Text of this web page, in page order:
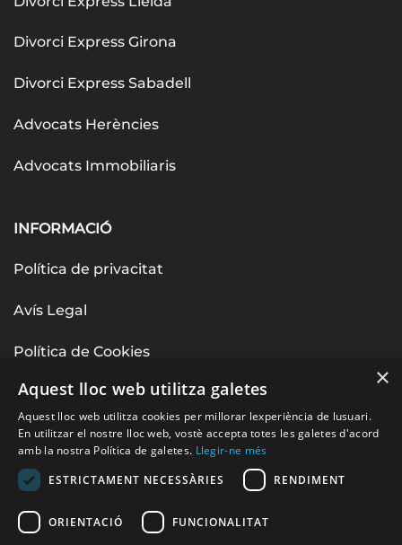
Divorci Express Girona
Divorci Express Sabadell
Advocats Herències
Advocats Immobiliaris
INFORMACIÓ
Política de privacitat
Avís Legal
Política de Cookies
SOCIAL
Facebook
LinkedIn
Instagram
×
Aquest lloc web utilitza galetes
Aquest lloc web utilitza cookies per millorar lexperiència de lusuari.
En utilitzar el nostre lloc web, vostè accepta totes les galetes d'acord
amb la nostra Política de galetes. Llegir-ne més
ESTRICTAMENT NECESSÀRIES
RENDIMENT
ORIENTACIÓ FUNCIONALITAT